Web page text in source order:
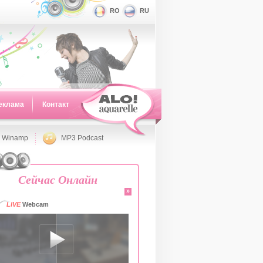
RO RU
Контакт
Winamp MP3 Podcast
Сейчас Онлайн
»
LIVEWebcam